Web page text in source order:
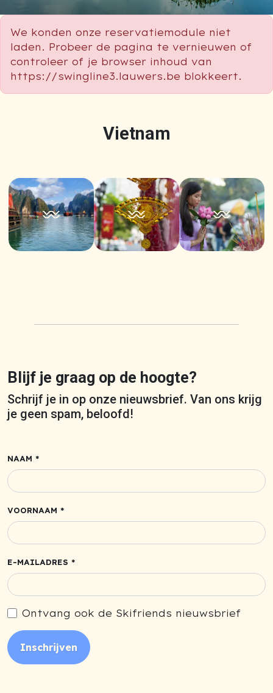
We konden onze reservatiemodule niet
laden. Probeer de pagina te vernieuwen of
controleer of je browser inhoud van
https://swingline3.lauwers.be blokkeert.
Vietnam
Blijf je graag op de hoogte?
Schrijf je in op onze nieuwsbrief. Van ons krijg
je geen spam, beloofd!
NAAM *
VOORNAAM *
E-MAILADRES *
Ontvang ook de Skifriends nieuwsbrief
Inschrijven